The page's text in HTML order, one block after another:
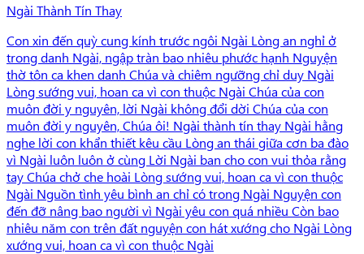
Ngài Thành Tín Thay
Con xin đến quỳ cung kính trước ngôi Ngài Lòng an nghỉ ở
trong danh Ngài, ngập tràn bao nhiêu phước hạnh Nguyện
thờ tôn ca khen danh Chúa và chiêm ngưỡng chỉ duy Ngài
Lòng sướng vui, hoan ca vì con thuộc Ngài Chúa của con
muôn đời y nguyên, lời Ngài không đổi dời Chúa của con
muôn đời y nguyên, Chúa ôi! Ngài thành tín thay Ngài hằng
nghe lời con khẩn thiết kêu cầu Lòng an thái giữa cơn ba đào
vì Ngài luôn luôn ở cùng Lời Ngài ban cho con vui thỏa rằng
tay Chúa chở che hoài Lòng sướng vui, hoan ca vì con thuộc
Ngài Nguồn tình yêu bình an chỉ có trong Ngài Nguyện con
đến đỡ nâng bao người vì Ngài yêu con quá nhiều Còn bao
nhiêu năm con trên đất nguyện con hát xướng cho Ngài Lòng
xướng vui, hoan ca vì con thuộc Ngài